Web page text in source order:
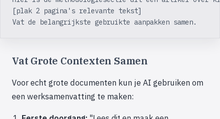
[plak 2 pagina's relevante tekst]
Vat de belangrijkste gebruikte aanpakken samen.
Vat Grote Contexten Samen
Voor echt grote documenten kun je AI gebruiken om
een werksamenvatting te maken: